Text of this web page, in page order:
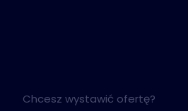
Chcesz wystawić ofertę?